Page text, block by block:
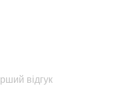
відгук